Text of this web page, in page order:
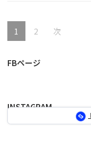
投
の
ー
ジ
固
ペ
ジ
1
固
ペ
ジ
2 次
FBページ
INSTAGRAM